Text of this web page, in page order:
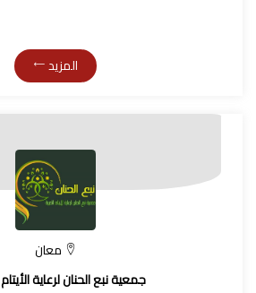
المزيد
معان
جمعية نبع الحنان لرعاية